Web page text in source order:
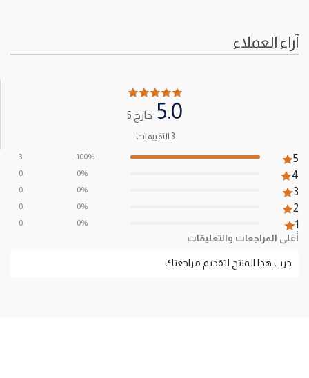
آراء العملاء
5.0 خارج 5
3 التقييمات
5
4
3
2
1
100%
0%
0%
0%
0%
3
0
0
0
0
أعلى المراجعات والتعليقات
جرب هذا المنتج لتقديم مراجعتك